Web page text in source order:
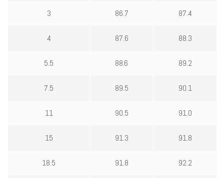
3 86.7 87.4
4 87.6 88.3
5.5 88.6 89.2
7.5 89.5 90.1
11 90.5 91.0
15 91.3 91.8
18.5 91.8 92.2